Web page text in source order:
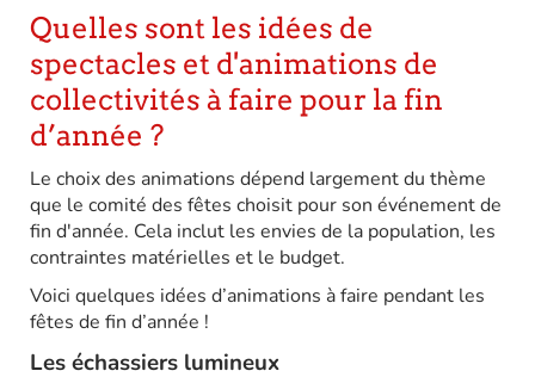
Quelles sont les idées de
spectacles et d'animations de
collectivités à faire pour la fin
d’année ?
Le choix des animations dépend largement du thème
que le comité des fêtes choisit pour son événement de
fin d'année. Cela inclut les envies de la population, les
contraintes matérielles et le budget.
Voici quelques idées d’animations à faire pendant les
fêtes de fin d’année !
Les échassiers lumineux